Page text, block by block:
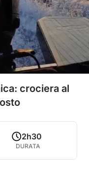
crociera al
2h30
DURATA